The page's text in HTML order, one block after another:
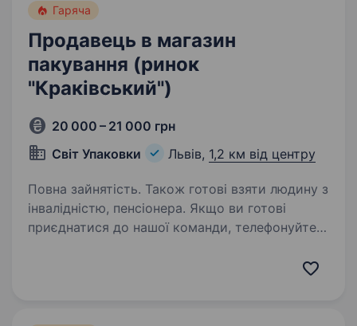
Гаряча
Продавець в магазин
пакування (ринок
"Краківський")
20 000 – 21 000 грн
Світ Упаковки
Львів, 1,2 км від центру
Повна зайнятість. Також готові взяти людину з
інвалідністю, пенсіонера. Якщо ви готові
приєднатися до нашої команди, телефонуйте!